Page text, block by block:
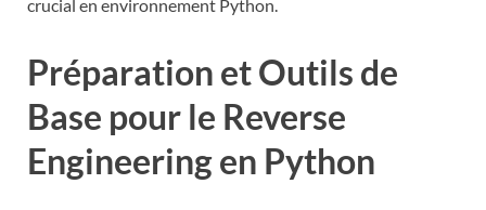
crucial en environnement Python.
Préparation et Outils de
Base pour le Reverse
Engineering en Python